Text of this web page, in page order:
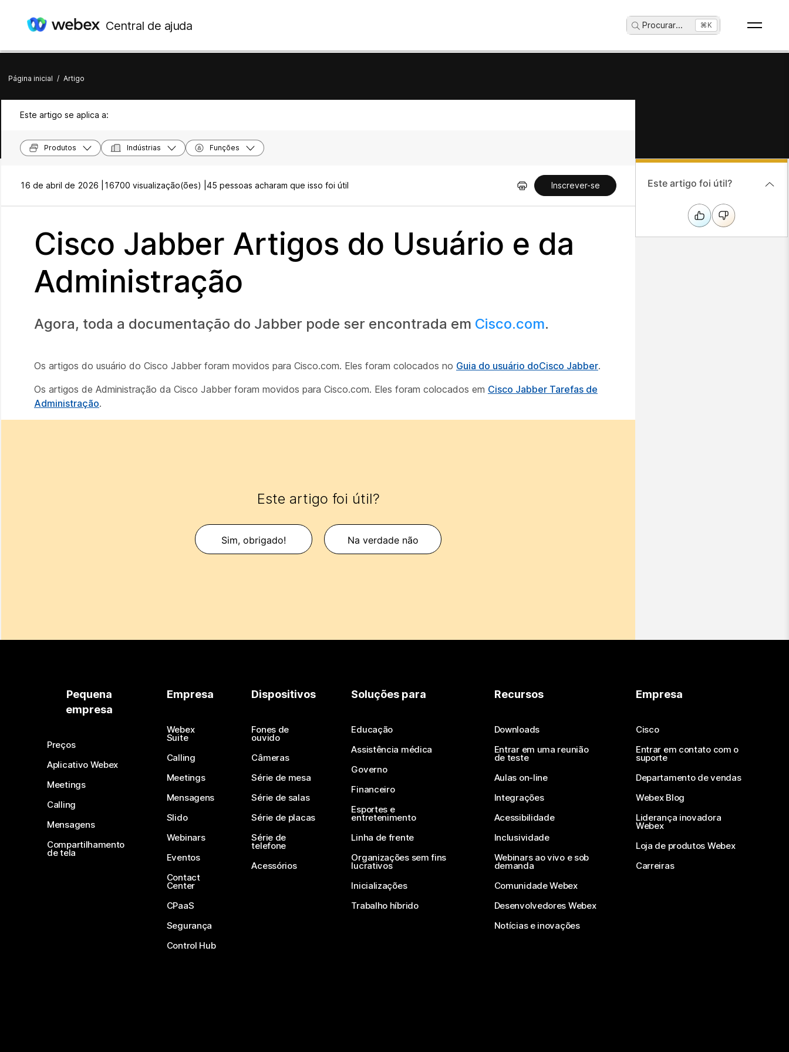
Central de ajuda Procurar... ⌘K
Página inicial / Artigo
Este artigo se aplica a:
Produtos Indústrias Funções
16 de abril de 2026 | 16700 visualização(ões) | 45 pessoas acharam que isso foi útil Inscrever-se
Cisco Jabber Artigos do Usuário e da
Administração
Agora, toda a documentação do Jabber pode ser encontrada em Cisco.com.
Os artigos do usuário do Cisco Jabber foram movidos para Cisco.com. Eles foram colocados no Guia do usuário doCisco Jabber.
Os artigos de Administração da Cisco Jabber foram movidos para Cisco.com. Eles foram colocados em Cisco Jabber Tarefas de
Administração.
Este artigo foi útil?
Sim, obrigado! Na verdade não
Este artigo foi útil?
Pequena
empresa
Preços
Aplicativo Webex
Meetings
Calling
Mensagens
Compartilhamento
de tela
Empresa
Webex
Suite
Calling
Meetings
Mensagens
Slido
Webinars
Eventos
Contact
Center
CPaaS
Segurança
Control Hub
Dispositivos
Fones de
ouvido
Câmeras
Série de mesa
Série de salas
Série de placas
Série de
telefone
Acessórios
Soluções para
Educação
Assistência médica
Governo
Financeiro
Esportes e
entretenimento
Linha de frente
Organizações sem fins
lucrativos
Inicializações
Trabalho híbrido
Recursos
Downloads
Entrar em uma reunião
de teste
Aulas on-line
Integrações
Acessibilidade
Inclusividade
Webinars ao vivo e sob
demanda
Comunidade Webex
Desenvolvedores Webex
Notícias e inovações
Empresa
Cisco
Entrar em contato com o
suporte
Departamento de vendas
Webex Blog
Liderança inovadora
Webex
Loja de produtos Webex
Carreiras